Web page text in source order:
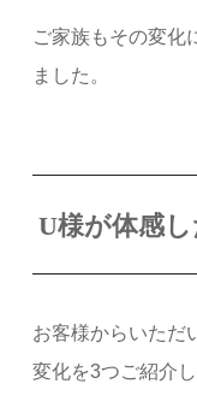
ご家族もその変化
ました。
U様が体感
お客様からいただ
変化を3つご紹介し